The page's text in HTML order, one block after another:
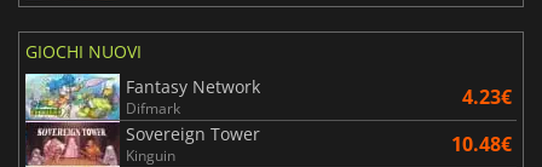
GIOCHI NUOVI
Fantasy Network
Difmark 4.23€
Sovereign Tower
Kinguin 10.48€